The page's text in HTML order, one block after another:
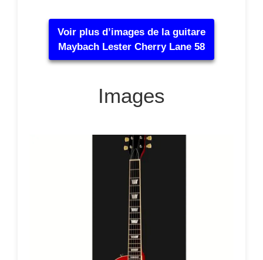
Voir plus d’images de la guitare
Maybach Lester Cherry Lane 58
Images